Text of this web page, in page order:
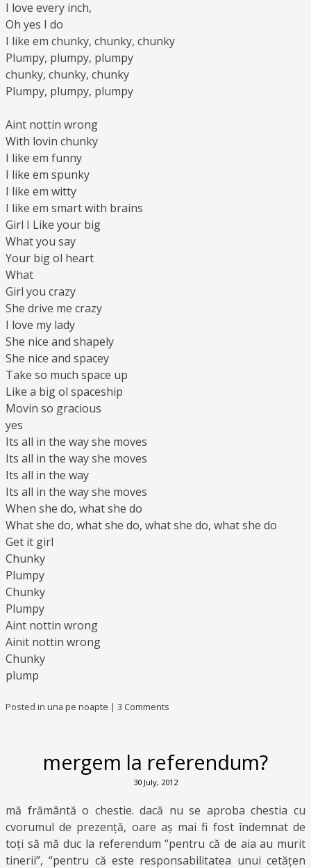
I love every inch,
Oh yes I do
I like em chunky, chunky, chunky
Plumpy, plumpy, plumpy
chunky, chunky, chunky
Plumpy, plumpy, plumpy
Aint nottin wrong
With lovin chunky
I like em funny
I like em spunky
I like em witty
I like em smart with brains
Girl I Like your big
What you say
Your big ol heart
What
Girl you crazy
She drive me crazy
I love my lady
She nice and shapely
She nice and spacey
Take so much space up
Like a big ol spaceship
Movin so gracious
yes
Its all in the way she moves
Its all in the way she moves
Its all in the way
Its all in the way she moves
When she do, what she do
What she do, what she do, what she do, what she do
Get it girl
Chunky
Plumpy
Chunky
Plumpy
Aint nottin wrong
Ainit nottin wrong
Chunky
plump
Posted in una pe noapte | 3 Comments
mergem la referendum?
30 July, 2012
mă frământă o chestie. dacă nu se aproba chestia cu
cvorumul de prezență, oare aș mai fi fost îndemnat de
toți să mă duc la referendum “pentru că de aia au murit
tinerii”, “pentru că este responsabilitatea unui cetățen